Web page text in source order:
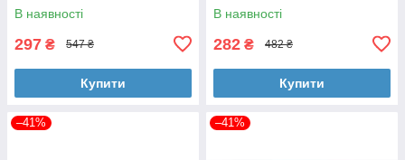
В наявності
297 ₴ 547 ₴
Купити
В наявності
282 ₴ 482 ₴
Купити
–41% –41%